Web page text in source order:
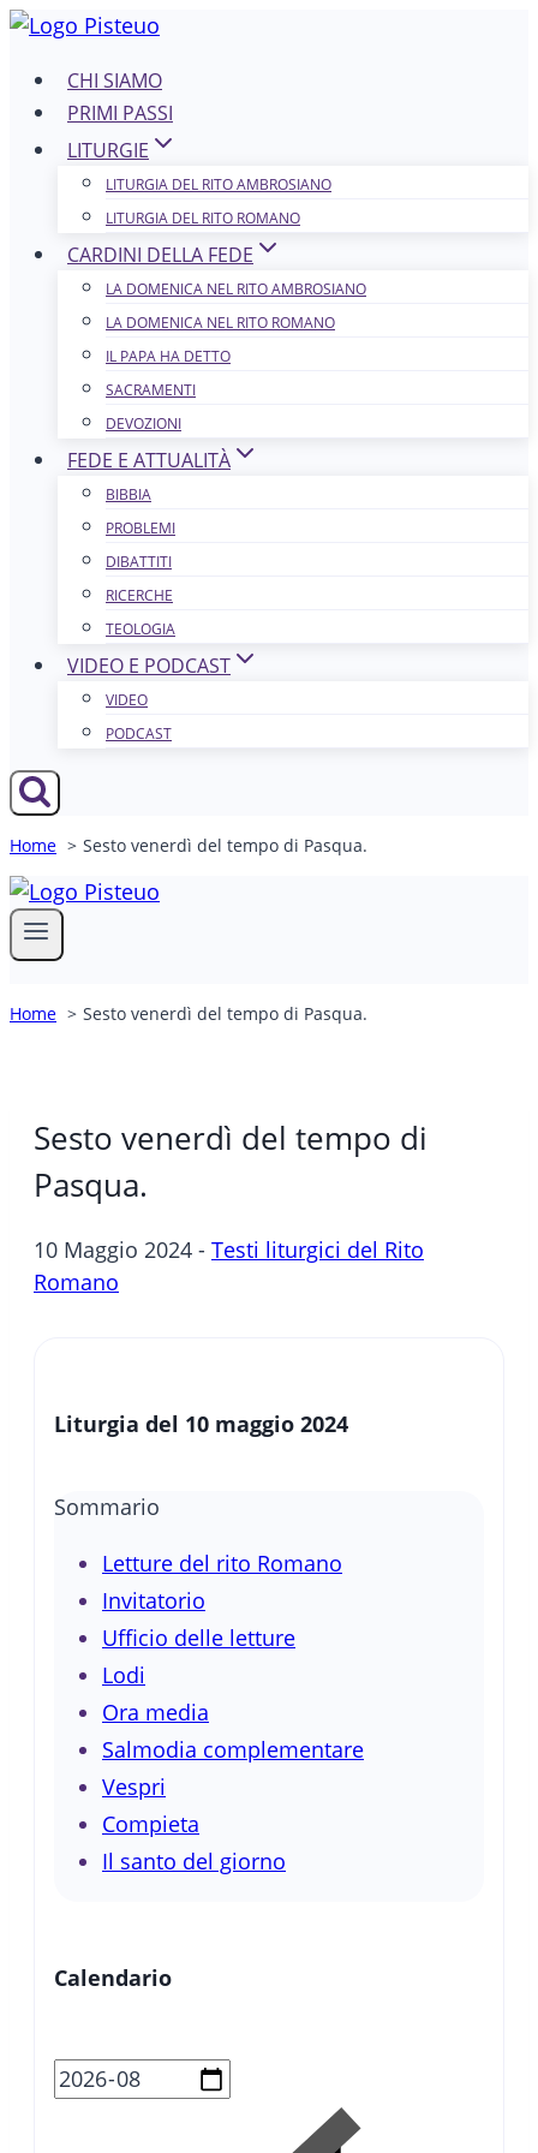
Salta
contenutoCHI SIAMO
PRIMI PASSI
LITURGIE
LITURGIA DEL RITO AMBROSIANO
LITURGIA DEL RITO ROMANO
CARDINI DELLA FEDE
LA DOMENICA NEL R​​​​​​ITO AMBROSIANO
LA DOMENICA NEL RITO ROMANO
IL PAPA HA DETTO
SACRAMENTI
DEVOZIONI
FEDE E ATTUALITÀ
BIBBIA
PROBLEMI
DIBATTITI
RICERCHE
TEOLOGIA
VIDEO E PODCAST
VIDEO
PODCAST
Home Sesto venerdì del tempo di Pasqua.
Home Sesto venerdì del tempo di Pasqua.
Sesto venerdì del tempo di
Pasqua.
10 Maggio 2024 - Testi liturgici del Rito
Romano
Liturgia del 10 maggio 2024
Sommario
Letture del rito Romano
Invitatorio
Ufficio delle letture
Lodi
Ora media
Salmodia complementare
Vespri
Compieta
Il santo del giorno
Calendario